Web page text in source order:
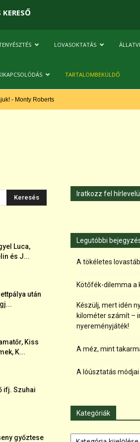
LOVASOKTATÁS
TARTALOMBEKÜLDŐ
- Monty Roberts
Luca,
és J...
után
Kiss
K...
ifj. Szuhai
győztese
Iratkozz fel
Legutóbbi
A tökéletes
Kötőfék-dilemma a
Készülj, mert idén
kilométer számít –
nyereményjáték!
A méz, mint
A lóúsztatás módjai
Kategóriák
Kategóriák